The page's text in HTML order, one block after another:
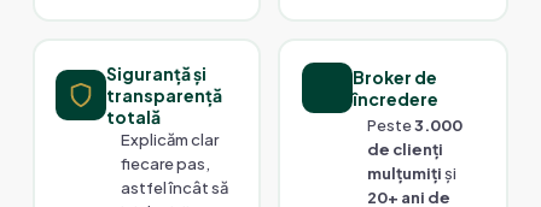
Siguranță și
transparență
totală
Explicăm clar
fiecare pas,
astfel încât să
Broker de
încredere
Peste3.000
de clienți
mulțumițiși
20+ ani de